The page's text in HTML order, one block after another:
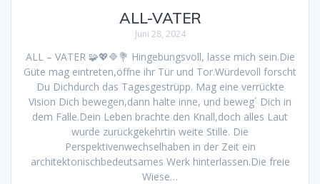
ALL-VATER
Juni 28, 2024
ALL – VATER 🧩💖🔷💐 Hingebungsvoll, lasse mich sein.Die
Güte mag eintreten,öffne ihr Tür und Tor.Würdevoll forscht
Du Dichdurch das Tagesgestrüpp. Mag eine verrückte
Vision Dich bewegen,dann halte inne, und beweg´ Dich in
dem Falle.Dein Leben brachte den Knall,doch alles Laut
wurde zurückgekehrtin weite Stille. Die
Perspektivenwechselhaben in der Zeit ein
architektonischbedeutsames Werk hinterlassen.Die freie
Wiese…